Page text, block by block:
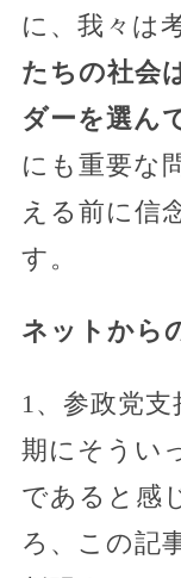
に、我々は
たちの社会
ダーを選ん
にも重要な
える前に信
す。
ネットから
1、参政党
期にそうい
であると感
ろ、この記